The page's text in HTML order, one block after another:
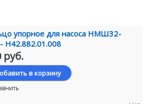
упорное для насоса НМШ32-
Н42.882.01.008
руб.
в корзину